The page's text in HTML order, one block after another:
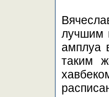
лучшим
амплуа
таким